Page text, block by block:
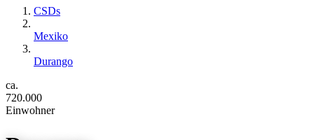
CSDs
Mexiko
Durango
ca.
720.000
Einwohner